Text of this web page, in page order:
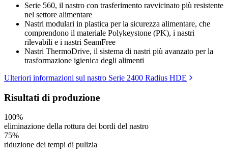
Serie 560, il nastro con trasferimento ravvicinato più resistente
nel settore alimentare
Nastri modulari in plastica per la sicurezza alimentare, che
comprendono il materiale Polykeystone (PK), i nastri
rilevabili e i nastri SeamFree
Nastri ThermoDrive, il sistema di nastri più avanzato per la
trasformazione igienica degli alimenti
Ulteriori informazioni sul nastro Serie 2400 Radius HDE
Risultati di produzione
100%
eliminazione della rottura dei bordi del nastro
75%
riduzione dei tempi di pulizia